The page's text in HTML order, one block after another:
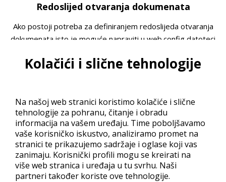
Kolačići i slične tehnologije
Na našoj web stranici koristimo kolačiće i slične
tehnologije za pohranu, čitanje i obradu
informacija na vašem uređaju. Time poboljšavamo
vaše korisničko iskustvo, analiziramo promet na
stranici te prikazujemo sadržaje i oglase koji vas
zanimaju. Korisnički profili mogu se kreirati na
više web stranica i uređaja u tu svrhu. Naši
partneri također koriste ove tehnologije.
Redoslijed otvaranja dokumenata
Ako postoji potreba za definiranjem redoslijeda otvaranja
dokumenata isto je moguće napraviti u web.config datoteci
Potrebno je u web root direktoriju kreirati “web.config” (bez
<configuration>
<system.webServer>
<defaultDocument enabled="true">
<files>
<clear />
<add value="default.html" />
<add value="index.html" />
<add value="index.asp" />
</files>
</defaultDocument>
</system.webServer>